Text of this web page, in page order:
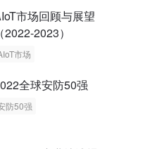
市场回顾与展望
（2022-2023）
市场
全球安防50强
防50强